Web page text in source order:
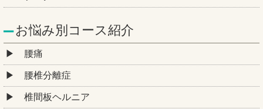
お悩み別コース紹介
腰痛
腰椎分離症
椎間板ヘルニア